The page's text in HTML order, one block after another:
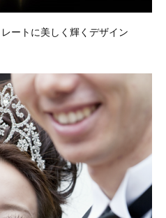
ートに美しく輝くデザイン